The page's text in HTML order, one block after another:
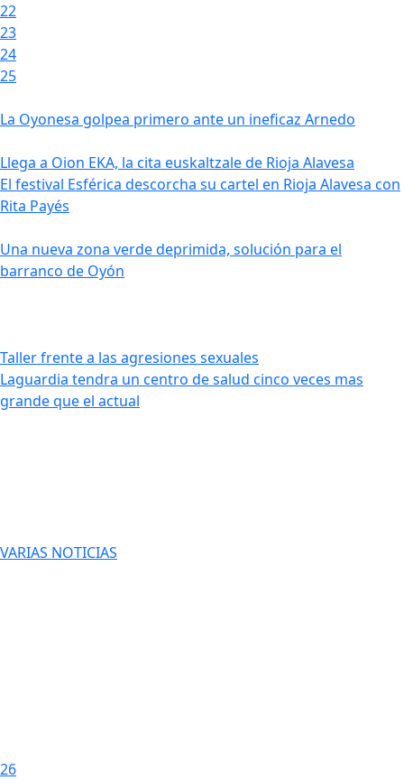
22
23
24
25
La Oyonesa golpea primero ante un ineficaz Arnedo
Llega a Oion EKA, la cita euskaltzale de Rioja Alavesa
El festival Esférica descorcha su cartel en Rioja Alavesa con
Rita Payés
Una nueva zona verde deprimida, solución para el
barranco de Oyón
Taller frente a las agresiones sexuales
Laguardia tendra un centro de salud cinco veces mas
grande que el actual
VARIAS NOTICIAS
26